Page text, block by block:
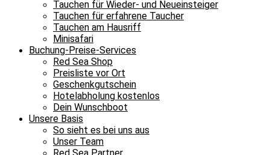
Tauchen für Wieder- und Neueinsteiger
Tauchen für erfahrene Taucher
Tauchen am Hausriff
Minisafari
Buchung-Preise-Services
Red Sea Shop
Preisliste vor Ort
Geschenkgutschein
Hotelabholung kostenlos
Dein Wunschboot
Unsere Basis
So sieht es bei uns aus
Unser Team